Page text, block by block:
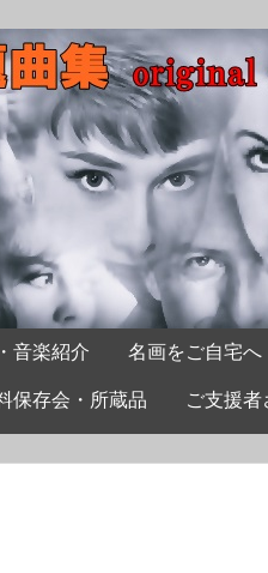
音楽紹介 名画をご自宅へ
保存会・所蔵品 ご支援者